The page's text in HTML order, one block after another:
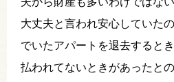
大丈夫と言われ安心していた
でいたアパートを退去すると
払われてないときがあったと